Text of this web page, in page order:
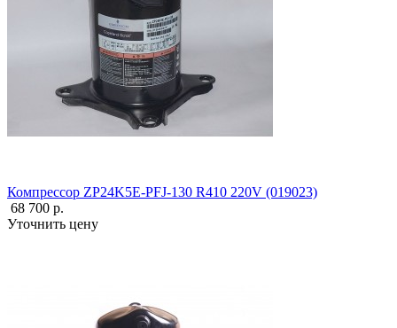
Компрессор ZP24K5E-PFJ-130 R410 220V (019023)
68 700 р.
Уточнить цену